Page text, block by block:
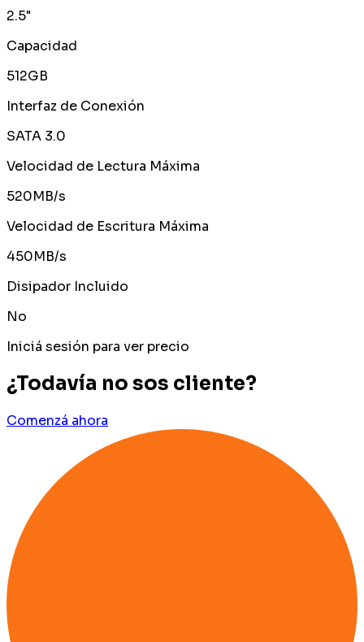
2.5"
Capacidad
512GB
Interfaz de Conexión
SATA 3.0
Velocidad de Lectura Máxima
520MB/s
Velocidad de Escritura Máxima
450MB/s
Disipador Incluido
No
Iniciá sesión para ver precio
¿Todavía no sos cliente?
Comenzá ahora